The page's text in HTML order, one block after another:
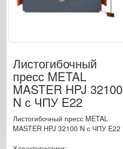
Листогибочный
пресс METAL
MASTER HPJ 32100
N с ЧПУ E22
Листогибочный пресс METAL
MASTER HPJ 32100 N с ЧПУ E22